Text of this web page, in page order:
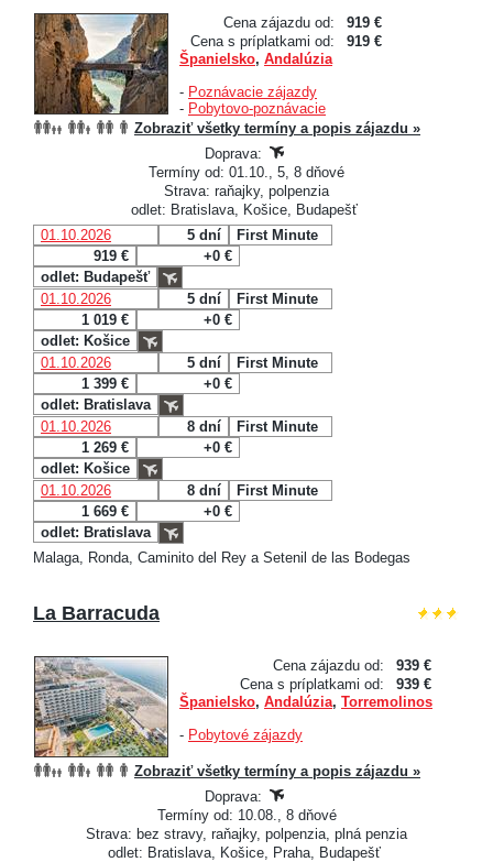
Cena zájazdu od:
919 €
Cena s príplatkami od:
919 €
Španielsko, Andalúzia
- Poznávacie zájazdy
- Pobytovo-poznávacie
Zobraziť všetky termíny a popis zájazdu »
Doprava:
Termíny od: 01.10., 5, 8 dňové
Strava: raňajky, polpenzia
odlet: Bratislava, Košice, Budapešť
01.10.2026
5 dní
First Minute
919 €
+0 €
odlet: Budapešť
01.10.2026
5 dní
First Minute
1 019 €
+0 €
odlet: Košice
01.10.2026
5 dní
First Minute
1 399 €
+0 €
odlet: Bratislava
01.10.2026
8 dní
First Minute
1 269 €
+0 €
odlet: Košice
01.10.2026
8 dní
First Minute
1 669 €
+0 €
odlet: Bratislava
Malaga, Ronda, Caminito del Rey a Setenil de las Bodegas
La Barracuda
Cena zájazdu od:
939 €
Cena s príplatkami od:
939 €
Španielsko, Andalúzia, Torremolinos
- Pobytové zájazdy
Zobraziť všetky termíny a popis zájazdu »
Doprava:
Termíny od: 10.08., 8 dňové
Strava: bez stravy, raňajky, polpenzia, plná penzia
odlet: Bratislava, Košice, Praha, Budapešť